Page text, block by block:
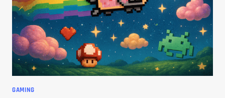
SÉRIES
PRÉFÉRÉS
EN
STREAMING
HAUTE
DÉFINITION
GAMING